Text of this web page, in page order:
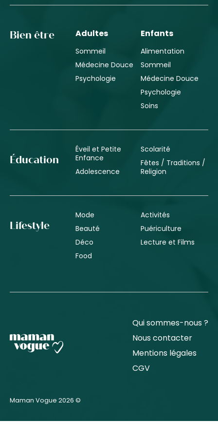
Bien être Adultes
Sommeil
Médecine Douce
Psychologie
Enfants
Alimentation
Sommeil
Médecine Douce
Psychologie
Soins
Éducation
Éveil et Petite
Enfance
Adolescence
Scolarité
Fêtes / Traditions /
Religion
Lifestyle
Mode
Beauté
Déco
Food
Activités
Puériculture
Lecture et Films
Qui sommes-nous ?
Nous contacter
Mentions légales
CGV
Maman Vogue 2026 ©